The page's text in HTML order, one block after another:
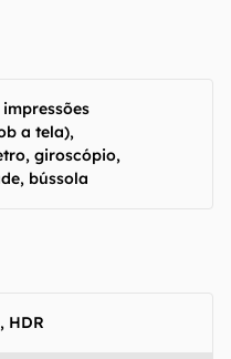
a tela),
giroscópio,
bússola
HDR